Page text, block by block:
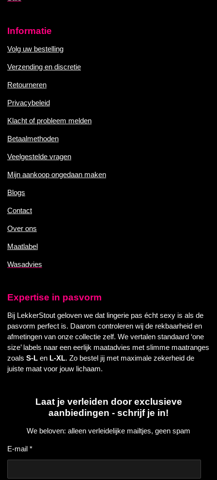
Informatie
Volg uw bestelling
Verzending en discretie
Retourneren
Privacybeleid
Klacht of probleem melden
Betaalmethoden
Veelgestelde vragen
Mijn aankoop ongedaan maken
Blogs
Contact
Over ons
Maatlabel
Wasadvies
Expertise in pasvorm
Bij LekkerStout geloven we dat lingerie pas écht sexy is als de
pasvorm perfect is. Daarom controleren wij de rekbaarheid en
afmetingen van onze collectie zelf. We vertalen standaard ‘one
size’ labels naar een eerlijk maatadvies met slimme maatranges
zoals S-L en L-XL. Zo bestel jij met maximale zekerheid de
juiste maat voor jouw lichaam.
Laat je verleiden door exclusieve
aanbiedingen - schrijf je in!
We beloven: alleen verleidelijke mailtjes, geen spam
E-mail *